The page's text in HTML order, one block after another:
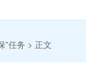
”任务 > 正文